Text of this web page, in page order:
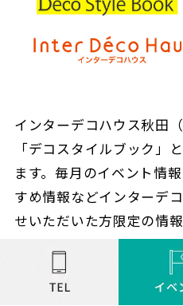
インターデコハウス秋田
「デコスタイルブック」
ます。毎月のイベント情
すめ情報などインターデ
せいただいた方限定の情報
毎月発行のデコスタイル
は資料請求をお願いしま